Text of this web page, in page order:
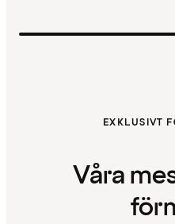
EXKLUSIVT
Våra